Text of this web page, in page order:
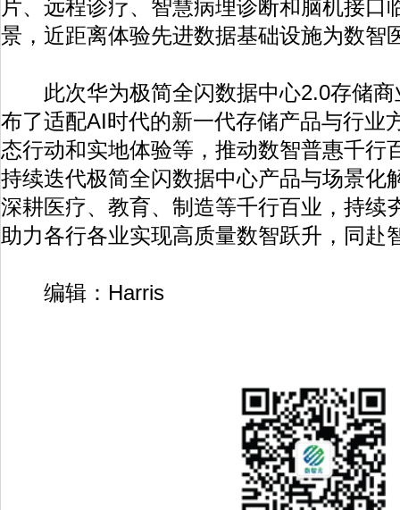
片、远程诊疗、智慧病理诊断和脑机接口
景，近距离体验先进数据基础设施为数智
此次华为极简全闪数据中心2.0存储商
布了适配AI时代的新一代存储产品与行业
态行动和实地体验等，推动数智普惠千行
持续迭代极简全闪数据中心产品与场景化
深耕医疗、教育、制造等千行百业，持续
助力各行各业实现高质量数智跃升，同赴
编辑：Harris